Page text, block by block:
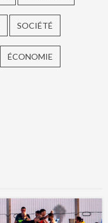
SOCIÉTÉ
ÉCONOMIE